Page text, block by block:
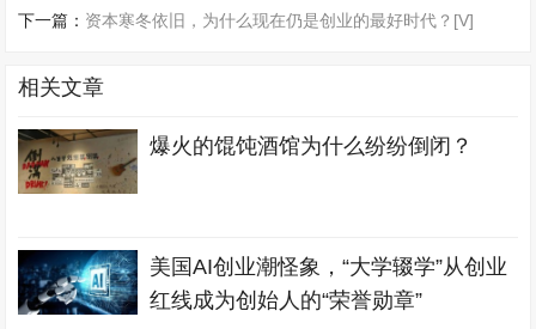
下一篇： 资本寒冬依旧，为什么现在仍是创业的最好时代？[V]
相关文章
爆火的馄饨酒馆为什么纷纷倒闭？
美国AI创业潮怪象，“大学辍学”从创业
红线成为创始人的“荣誉勋章”